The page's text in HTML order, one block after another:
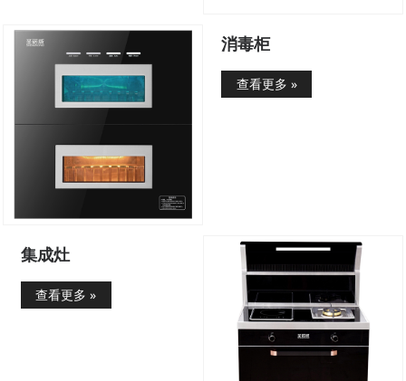
消毒柜
查看更多 »
集成灶
查看更多 »